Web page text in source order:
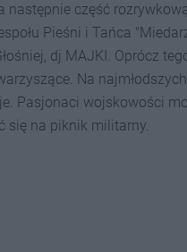
następnie część
Pieśni i Tańca
dj MAJKI. Oprócz
Na najmłodszych
Pasjonaci wojskowości
się na piknik militarny.